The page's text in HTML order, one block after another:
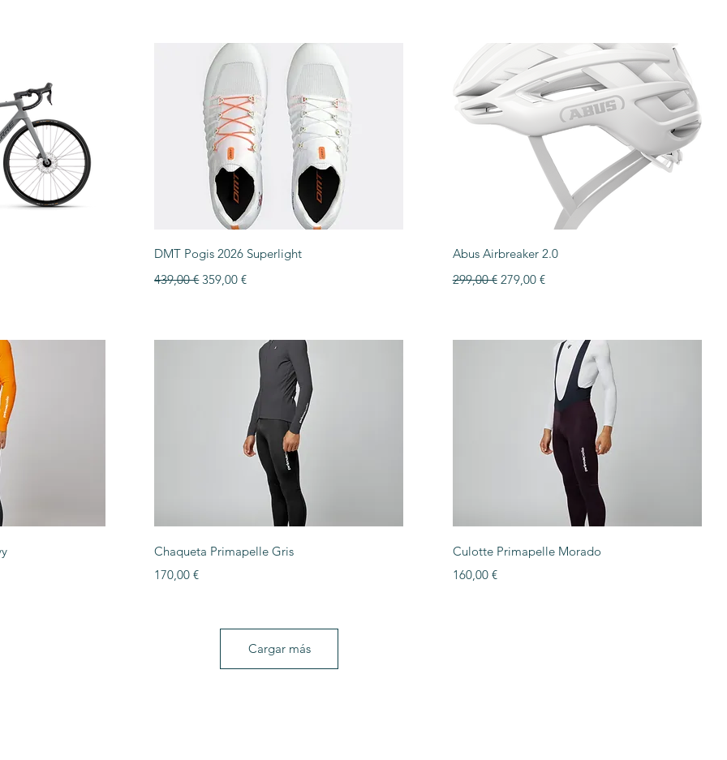
Vista rápida
DMT Pogis 2026 Superlight
Precio
439,00 € Precio de oferta
359,00 €
Vista rápida
Abus Airbreaker 2.0
Precio
299,00 € Precio de oferta
279,00 €
Vista rápida
Chaqueta Primapelle Gris
Precio
170,00 €
Vista rápida
Culotte Primapelle Morado
Precio
160,00 €
Cargar más